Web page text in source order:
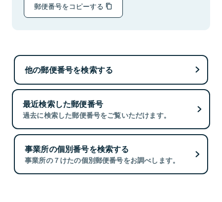
郵便番号をコピーする
他の郵便番号を検索する
最近検索した郵便番号
過去に検索した郵便番号をご覧いただけます。
事業所の個別番号を検索する
事業所の７けたの個別郵便番号をお調べします。